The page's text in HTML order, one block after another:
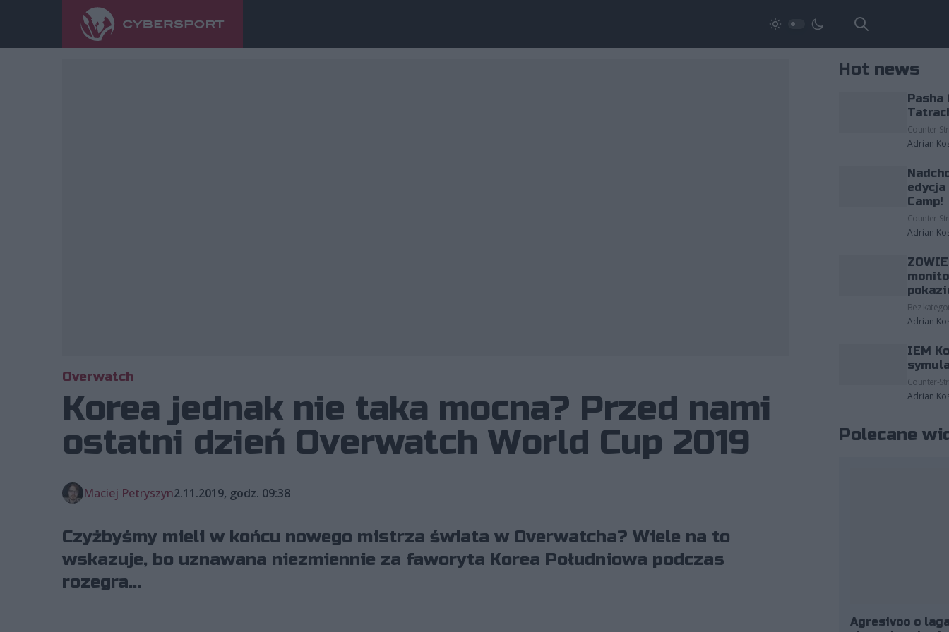
Overwatch
Korea jednak nie taka mocna? Przed nami
ostatni dzień Overwatch World Cup 2019
Maciej Petryszyn2.11.2019, godz. 09:38
Czyżbyśmy mieli w końcu nowego mistrza świata w Overwatcha? Wiele na to
wskazuje, bo uznawana niezmiennie za faworyta Korea Południowa podczas
rozegra...
Hot news
Pasha
Counter-
Adrian
edycja
Camp!
Counter-
Adrian
Bez
Adrian
IEM
Counter-
Adrian
Polecane
Agresivoo o